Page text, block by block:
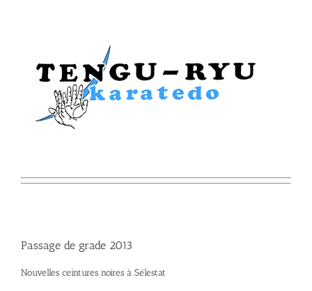
Passage de grade 2013
Nouvelles ceintures noires à Sélestat